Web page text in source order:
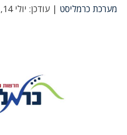
מערכת כרמליסט | עודכן: יולי 14, 2024